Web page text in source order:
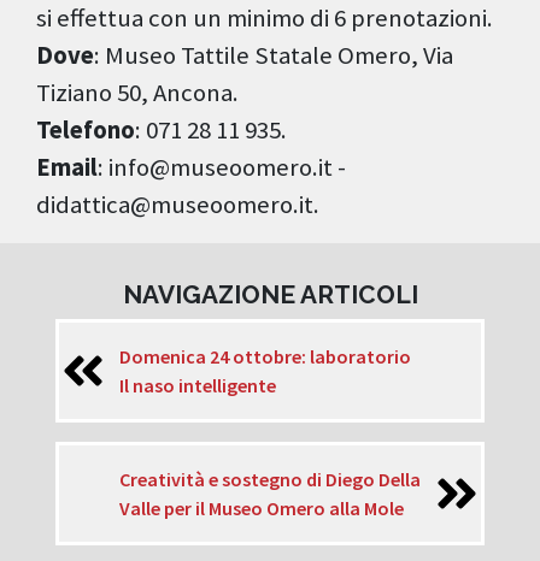
si effettua con un minimo di 6 prenotazioni.
Dove: Museo Tattile Statale Omero, Via
Tiziano 50, Ancona.
Telefono: 071 28 11 935.
Email: info@museoomero.it -
didattica@museoomero.it.
NAVIGAZIONE ARTICOLI
Domenica 24 ottobre: laboratorio
Il naso intelligente
Creatività e sostegno di Diego Della
Valle per il Museo Omero alla Mole